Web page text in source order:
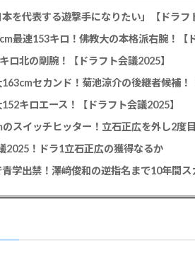
を代表する遊撃手になりたい」【ドラフ
最速153キロ！佛教大の本格派右腕！【
ロ北の剛腕！【ドラフト会議2025】
セカンド！菊池涼介の後継者候補！
キロエース！【ドラフト会議2025】
2025！ドラ1立石正広の獲得なるか
学出禁！澤﨑俊和の逆指名まで10年間ス